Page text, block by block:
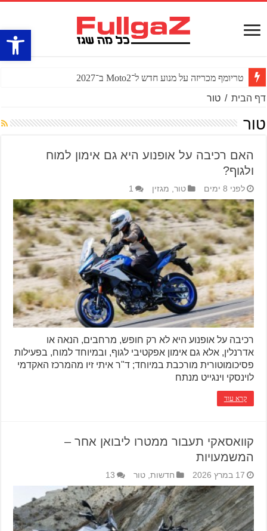
פתח
טריומף מכריזה על מנוע חדש ל־Moto2 ב־2027
דף הבית / טור
טור
האם רכיבה על אופנוע היא גם אימון למוח
ולגוף?
לפני 8 ימים טור מגזין 1
רכיבה על אופנוע היא לא רק חופש, מרחבים, הנאה או
אדרנלין, אלא גם אימון אפקטיבי לגוף, ובמיוחד למוח, בפעילות
פסיכומוטורית מורכבת במיוחד; ד"ר איתי זיו מהמרכז האקדמי
לוינסקי וינגייט מנתח
קרא עוד
קוואסאקי תעבור ממטרו ליבואן אחר –
המשמעויות
17 במרץ 2026 חדשות ,טור 13